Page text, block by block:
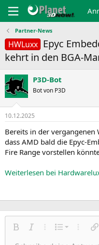
Partner-News
HWLuxx
Epyc
kehrt in den BGA-
P3D-Bot
Bot von P3D
10.12.2025
Bereits in der vergangenen
dass AMD bald die Epyc-
Fire Range vorstellen
Weiterlesen bei
Fett KursivWeitere
Liste